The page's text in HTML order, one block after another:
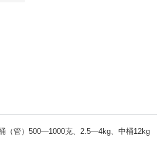
（管）500—1000克、2.5—4kg、中桶12kg